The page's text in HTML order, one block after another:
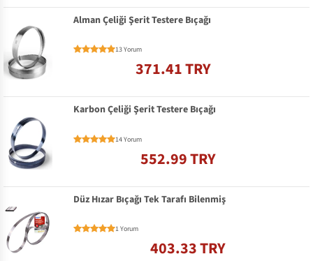
Alman Çeliği Şerit Testere Bıçağı
13 Yorum
371.41 TRY
Karbon Çeliği Şerit Testere Bıçağı
14 Yorum
552.99 TRY
Düz Hızar Bıçağı Tek Tarafı Bilenmiş
1 Yorum
403.33 TRY